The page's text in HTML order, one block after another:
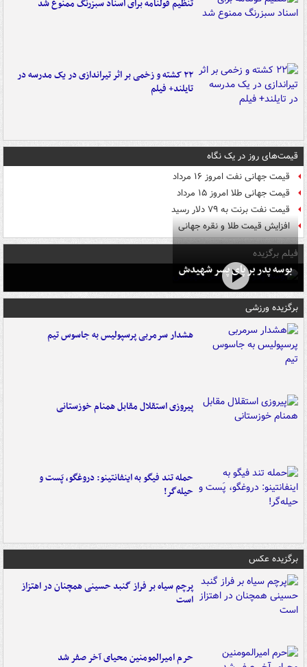
تنظیم قولنامه برای اسناد سبزرنگ ممنوع شد
۲۲ کشته و زخمی بر اثر تیراندازی در یک مدرسه در
تایلند+ فیلم
قیمت‌های روز در یک نگاه
قیمت جهانی نفت امروز ۱۶ مرداد
قیمت جهانی طلا امروز ۱۵ مرداد
قیمت نفت برنت به ۷۹ دلار رسید
افزایش قیمت طلا و نقره جهانی
فیلم برگزیده
بوسه‌ پدر بر پای پسر شهیدش
برگزیده ورزشی
هشدار سرمربی پرسپولیس به جاسوس تیم
پیروزی استقلال مقابل همنام خوزستانی
حمله تند فیگو به اینفانتینو: دروغگو، پَست‌ و
حیله‌گر!
برگزیده عکس
پرچم سیاه بر فراز گنبد حسینی همچنان در اهتزاز
است
حرم امیرالمومنین محیای آخر صفر شد